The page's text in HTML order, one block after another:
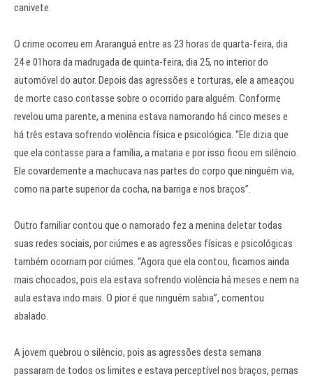
canivete.
O crime ocorreu em Araranguá entre as 23 horas de quarta-feira, dia
24 e 01hora da madrugada de quinta-feira, dia 25, no interior do
automóvel do autor. Depois das agressões e torturas, ele a ameaçou
de morte caso contasse sobre o ocorrido para alguém. Conforme
revelou uma parente, a menina estava namorando há cinco meses e
há três estava sofrendo violência física e psicológica. “Ele dizia que
que ela contasse para a família, a mataria e por isso ficou em silêncio.
Ele covardemente a machucava nas partes do corpo que ninguém via,
como na parte superior da cocha, na barriga e nos braços”.
Outro familiar contou que o namorado fez a menina deletar todas
suas redes sociais, por ciúmes e as agressões físicas e psicológicas
também ocorriam por ciúmes. “Agora que ela contou, ficamos ainda
mais chocados, pois ela estava sofrendo violência há meses e nem na
aula estava indo mais. O pior é que ninguém sabia”, comentou
abalado.
A jovem quebrou o silêncio, pois as agressões desta semana
passaram de todos os limites e estava perceptível nos braços, pernas